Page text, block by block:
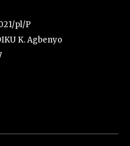
pl/P
K. Agbenyo